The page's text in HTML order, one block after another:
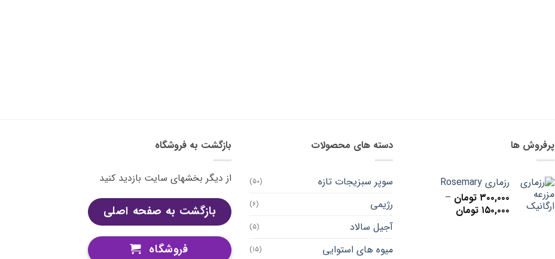
پرفروش ها
رزماری Rosemary
۳۰۰,۰۰۰ تومان –
۱۵۰,۰۰۰ تومان
دسته های محصولات
سوپر سبزیجات تازه (50)
رژیمی (6)
آجیل سالاد (5)
میوه های استوایی (15)
بازگشت به فروشگاه
از دیگر بخشهای سایت بازدید کنید
بازگشت به صفحه اصلی
فروشگاه